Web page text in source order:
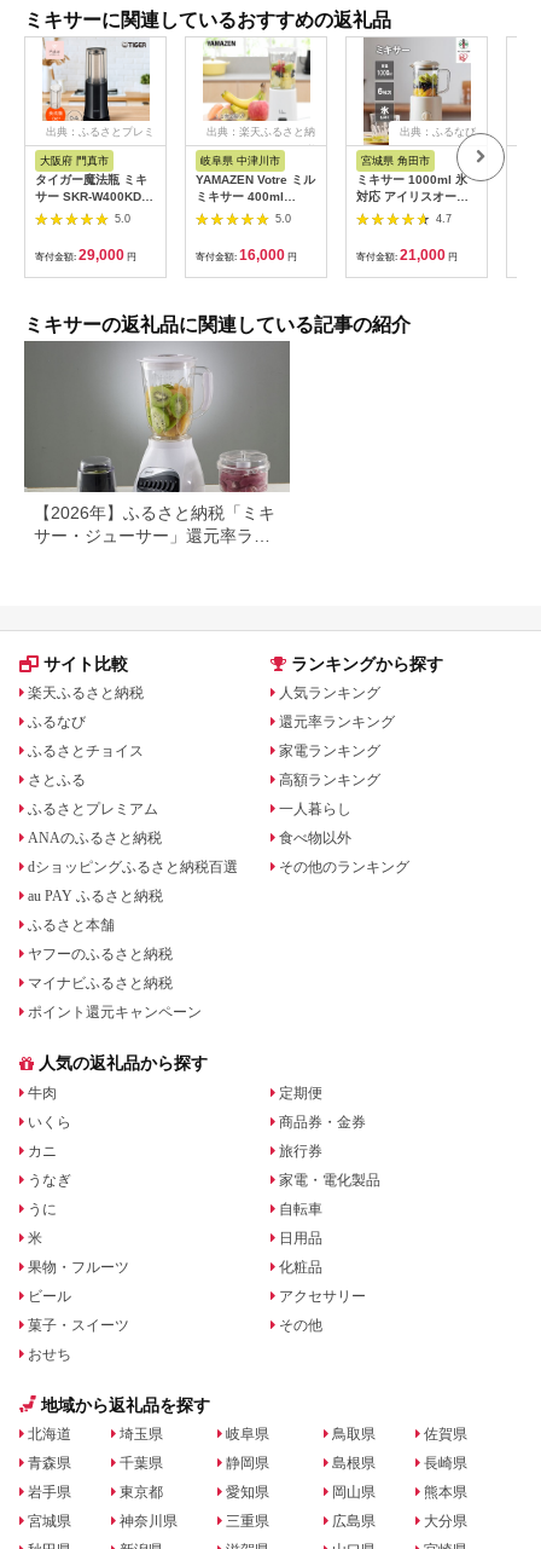
ミキサーに関連しているおすすめの返礼品
出典：ふるさとプレミ
アム
大阪府 門真市
タイガー魔法瓶 ミキ
サー SKR-W400KD
ディープブラック【ミ
キサー 電化製品 家電
安全設計 静音 ハイパ
ワー コンパクト 4枚
刃 ジューサー スムー
器洗い乾燥機対応 大
阪府 門真市 】
5.0
寄付金額: 29,000 円
出典：楽天ふるさと納
税
岐阜県 中津川市
YAMAZEN Votre ミル
ミキサー 400ml
YMH-400(W)
5.0
寄付金額: 16,000 円
出典：ふるなび
宮城県 角田市
ミキサー 1000ml 氷
対応 アイリスオーヤ
マ 家庭用 キッチン ギ
ー デザート お手入れ
簡単 IJM-S101-Cアイ
ボリー
4.7
寄付金額: 21,000 円
ミキサーの返礼品に関連している記事の紹介
【2026年】ふるさと納税「ミキ
サー・ジューサー」還元率ラン
サイト比較
楽天ふるさと納税
ふるなび
ふるさとチョイス
さとふる
ふるさとプレミアム
ANAのふるさと納税
dショッピングふるさと納税百選
au PAY ふるさと納税
ふるさと本舗
ヤフーのふるさと納税
マイナビふるさと納税
ポイント還元キャンペーン
ランキングから探す
人気ランキング
還元率ランキング
家電ランキング
高額ランキング
一人暮らし
食べ物以外
その他のランキング
人気の返礼品から探す
牛肉
いくら
カニ
うなぎ
うに
米
果物・フルーツ
ビール
菓子・スイーツ
おせち
定期便
商品券・金券
旅行券
家電・電化製品
自転車
日用品
化粧品
アクセサリー
その他
地域から返礼品を探す
北海道
青森県
岩手県
宮城県
埼玉県
千葉県
東京都
神奈川県
岐阜県
静岡県
愛知県
三重県
鳥取県
島根県
岡山県
広島県
佐賀県
長崎県
熊本県
大分県